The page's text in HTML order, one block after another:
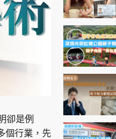
玲玲
師兄
健康生
飲食旅
頭條日報 星島環球 The
卻是例
個行業，先